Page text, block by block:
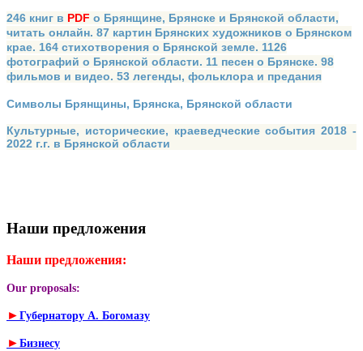
246 книг в PDF о Брянщине, Брянске и Брянской области,
читать онлайн. 87 картин Брянских художников о Брянском
крае. 164 стихотворения о Брянской земле. 1126
фотографий о Брянской области. 11 песен о Брянске. 98
фильмов и видео. 53 легенды, фольклора и предания
Символы Брянщины, Брянска, Брянской области
Культурные, исторические, краеведческие события 2018 -
2022 г.г. в Брянской области
Наши предложения
Наши предложения:
Our proposals:
► Губернатору А. Богомазу
► Бизнесу